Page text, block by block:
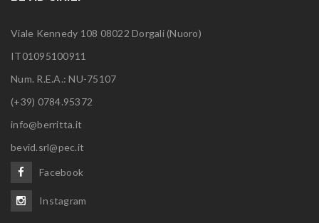
Viale Kennedy 108 08022 Dorgali (Nuoro)
IT01095100911
Num. R.E.A.: NU-75107
(+39) 0784.95372
info@berritta.it
bevid.srl@pec.it
Facebook
Instagram